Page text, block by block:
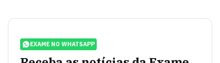
EXAME NO WHATSAPP